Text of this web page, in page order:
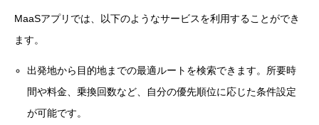
MaaSアプリでは、以下のようなサービスを利用することができ
ます。
出発地から目的地までの最適ルートを検索できます。所要時
間や料金、乗換回数など、自分の優先順位に応じた条件設定
が可能です。